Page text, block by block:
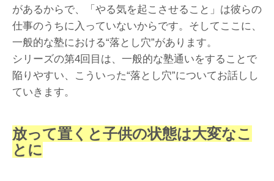
があるからで、「やる気を起こさせること」は彼らの
仕事のうちに入っていないからです。そしてここに、
一般的な塾における“落とし穴”があります。
シリーズの第4回目は、一般的な塾通いをすることで
陥りやすい、こういった“落とし穴”についてお話しし
ていきます。
放って置くと子供の状態は大変なこ
とに